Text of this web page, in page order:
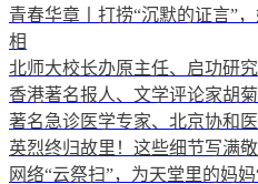
青春华章丨打捞“沉默的证言”
相
北师大校长办原主任、启功研
香港著名报人、文学评论家胡
著名急诊医学专家、北京协和
英烈终归故里！这些细节写满
网络“云祭扫”，为天堂里的妈